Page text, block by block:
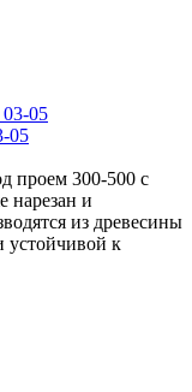
05
проем 300-500 с
нарезан и
из древесины
устойчивой к